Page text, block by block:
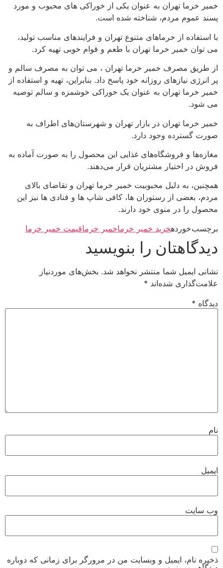
خمیر خرما تهران به عنوان یکی از خوراکی های محبوب و مورد
پسند عموم مردم، شناخته شده است.
با استفاده از خرماهای متنوع تهران و فرایندهای مناسب تولید،
می توان خمیر خرما تهران با طعم و قوام خوبی تهیه کرد.
از طریق مصرف خمیر خرما تهران ، می توان به مصرف سالم و
پر انرژی نیازهای روزانه خود پاسخ داد. بنابراین، تهیه و استفاده از
خمیر خرما تهران به عنوان یک خوراکی خوشمزه و سالم توصیه
می شود.
خمیر خرما تهران در بازار تهران و شهرستان‌های اطراف به
صورت گسترده وجود دارد.
مغازه‌ها و فروشگاه‌های غذایی این محصول را به صورت آماده به
فروش در اختیار مشتریان قرار می‌دهند.
همچنین، به دلیل محبوبیت خمیر خرما تهران و تقاضای بالای
مردم، بعضی از رستوران ها، کافی شاپ ها و قنادی ها نیز این
محصول را در منوی خود دارند.
برچسب خوردهخرید خمیر خرماخمیر خرماقیمت خمیر خرما
دیدگاهتان را بنویسید
نشانی ایمیل شما منتشر نخواهد شد. بخش‌های موردنیاز
علامت‌گذاری شده‌اند *
دیدگاه *
نام
ایمیل
وب‌ سایت
ذخیره نام، ایمیل و وبسایت من در مرورگر برای زمانی که دوباره